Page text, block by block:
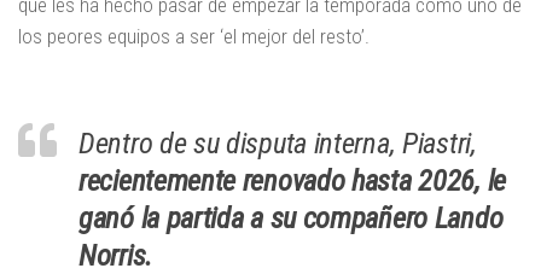
que les ha hecho pasar de empezar la temporada como uno de
los peores equipos a ser ‘el mejor del resto’.
Dentro de su disputa interna, Piastri,
recientemente renovado hasta 2026, le
ganó la partida a su compañero Lando
Norris.